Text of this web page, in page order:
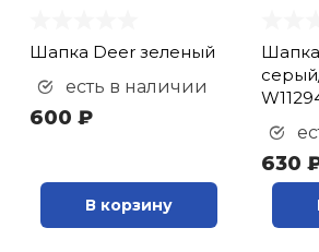
Шапка Deer зеленый
есть в наличии
600 ₽
В корзину
Шапка
630